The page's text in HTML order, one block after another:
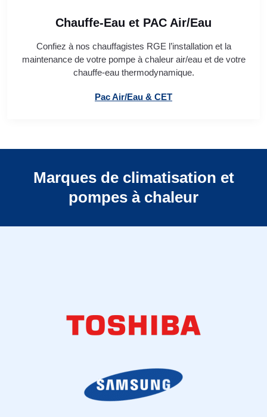
Chauffe-Eau et PAC Air/Eau
Confiez à nos chauffagistes RGE l’installation et la
maintenance de votre pompe à chaleur air/eau et de votre
chauffe-eau thermodynamique.
Pac Air/Eau & CET
Marques de climatisation et
pompes à chaleur